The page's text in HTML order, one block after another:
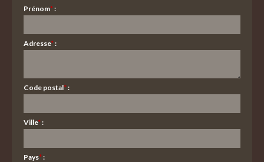
Prénom*:
Adresse*:
Code postal*:
Ville*:
Pays*: